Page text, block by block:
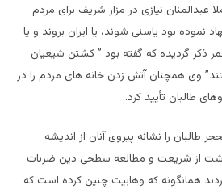
عبدالمنان نیازی در مزار شریف برای مردم
بود یاسنی شوند، یا ایران بروند و یا
ذکر گردیده که گفته بود ” کشتن شیعیان
وی همچنان آتش زدن خانه های مردم را در
طالبان تأیید کرد.
را نشانه پیروی آنان از اندیشه
از شریعت و مطالعه سطحی دین ضربات
همانگونه که وهابیت چنین کرده است که